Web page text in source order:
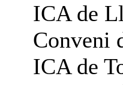
ICA de
Conveni
ICA de